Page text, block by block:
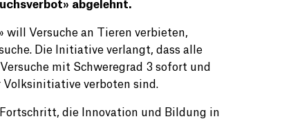
abgelehnt.
will Versuche an Tieren verbieten,
Die Initiative verlangt, dass alle
mit Schweregrad 3 sofort und
Volksinitiative verboten sind.
die Innovation und Bildung in